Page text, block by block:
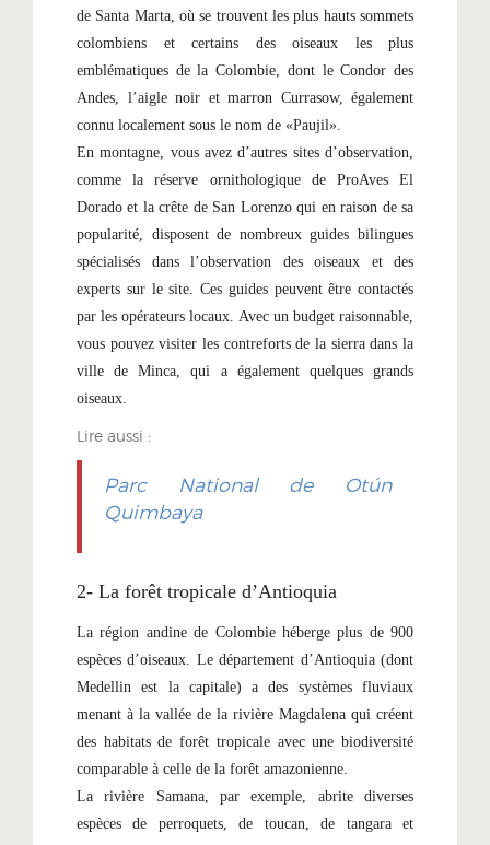
de Santa Marta, où se trouvent les plus hauts sommets
colombiens et certains des oiseaux les plus
emblématiques de la Colombie, dont le Condor des
Andes, l’aigle noir et marron Currasow, également
connu localement sous le nom de «Paujil».
En montagne, vous avez d’autres sites d’observation,
comme la réserve ornithologique de ProAves El
Dorado et la crête de San Lorenzo qui en raison de sa
popularité, disposent de nombreux guides bilingues
spécialisés dans l’observation des oiseaux et des
experts sur le site. Ces guides peuvent être contactés
par les opérateurs locaux. Avec un budget raisonnable,
vous pouvez visiter les contreforts de la sierra dans la
ville de Minca, qui a également quelques grands
oiseaux.
Lire aussi :
Parc National de Otún
Quimbaya
2- La forêt tropicale d’Antioquia
La région andine de Colombie héberge plus de 900
espèces d’oiseaux. Le département d’Antioquia (dont
Medellin est la capitale) a des systèmes fluviaux
menant à la vallée de la rivière Magdalena qui créent
des habitats de forêt tropicale avec une biodiversité
comparable à celle de la forêt amazonienne.
La rivière Samana, par exemple, abrite diverses
espèces de perroquets, de toucan, de tangara et